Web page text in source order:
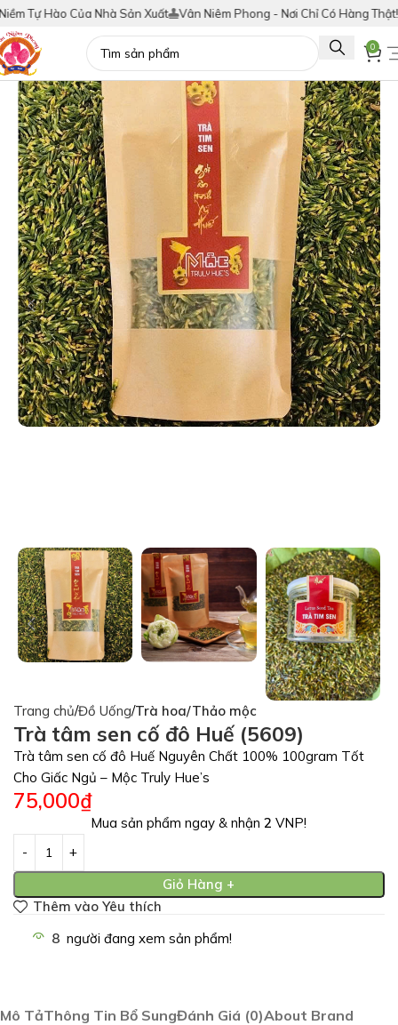
Tự Hào Của Nhà Sản Xuất Vân Niêm Phong - Nơi Chỉ Có Hàng Thật!
0
Trang chủ Đồ Uống Trà hoa/Thảo mộc
Trà tâm sen cố đô Huế (5609)
Trà tâm sen cố đô Huế Nguyên Chất 100% 100gram Tốt
Cho Giấc Ngủ – Mộc Truly Hue’s
75,000₫
Mua sản phẩm ngay & nhận2 VNP!
Giỏ Hàng +
Thêm vào Yêu thích
8 người đang xem sản phẩm!
Mô TảThông Tin Bổ SungĐánh Giá (0)About Brand